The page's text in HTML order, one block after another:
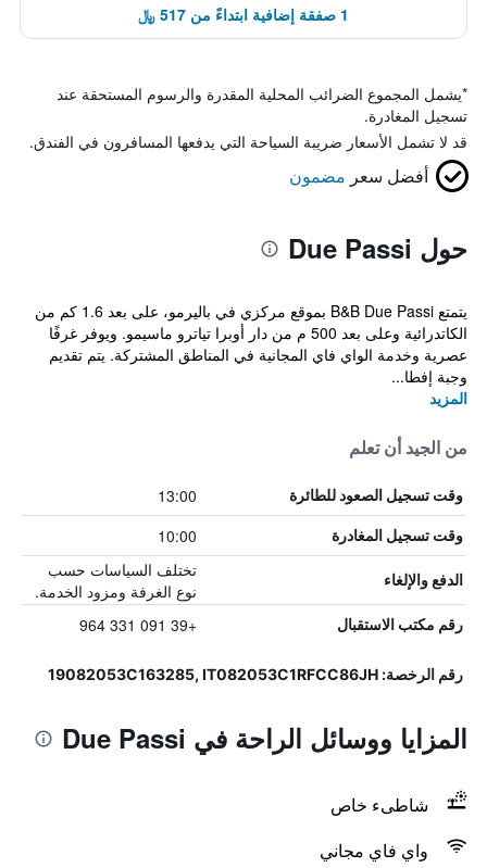
1 صفقة إضافية ابتداءً من 517 ﷼
*يشمل المجموع الضرائب المحلية المقدرة والرسوم المستحقة عند
تسجيل المغادرة.
قد لا تشمل الأسعار ضريبة السياحة التي يدفعها المسافرون في الفندق.
أفضل سعر مضمون
حول Due Passi
يتمتع B&B Due Passi بموقع مركزي في باليرمو، على بعد 1.6 كم من
الكاتدرائية وعلى بعد 500 م من دار أوبرا تياترو ماسيمو. ويوفر غرفًا
عصرية وخدمة الواي فاي المجانية في المناطق المشتركة. يتم تقديم
وجبة إفطا...
المزيد
من الجيد أن تعلم
وقت تسجيل الصعود للطائرة 13:00
وقت تسجيل المغادرة 10:00
الدفع والإلغاء
تختلف السياسات حسب
نوع الغرفة ومزود الخدمة.
رقم مكتب الاستقبال +39 091 331 964
رقم الرخصة: 19082053C163285, IT082053C1RFCC86JH
المزايا ووسائل الراحة في Due Passi
شاطىء خاص
واي فاي مجاني